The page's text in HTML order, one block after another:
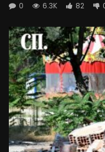
0
6.3K 82